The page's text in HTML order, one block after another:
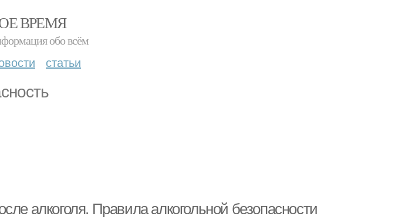
ВРЕМЯ
обо всём
статьи
алкоголя. Правила алкогольной безопасности